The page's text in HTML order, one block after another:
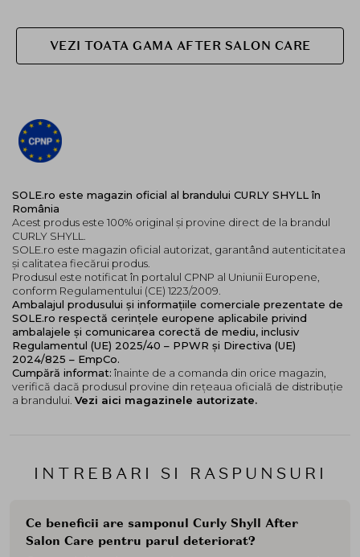
INTREBARI SI RASPUNSURI
Ce beneficii are samponul Curly Shyll After
Salon Care pentru parul deteriorat?
VEZI TOATA GAMA AFTER SALON CARE
SOLE.ro este magazin oficial al brandului CURLY SHYLL în
România
Acest produs este 100% original și provine direct de la brandul
CURLY SHYLL.
SOLE.ro este magazin oficial autorizat, garantând autenticitatea
și calitatea fiecărui produs.
Produsul este notificat în portalul CPNP al Uniunii Europene,
conform Regulamentului (CE) 1223/2009.
Ambalajul produsului și informațiile comerciale prezentate de
SOLE.ro respectă cerințele europene aplicabile privind
ambalajele și comunicarea corectă de mediu, inclusiv
Regulamentul (UE) 2025/40 – PPWR și Directiva (UE)
2024/825 – EmpCo.
Cumpără informat: înainte de a comanda din orice magazin,
verifică dacă produsul provine din rețeaua oficială de distribuție
a brandului. Vezi aici magazinele autorizate.